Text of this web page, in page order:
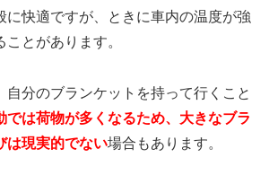
に快適ですが、ときに車内の温度が強
とがあります。
自分のブランケットを持って行くこと
では荷物が多くなるため、大きなブラ
は現実的でない場合もあります。